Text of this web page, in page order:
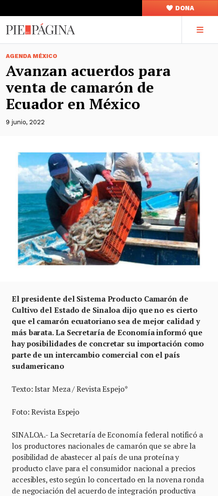
DONA
AGENDA MÉXICO
Avanzan acuerdos para
venta de camarón de
Ecuador en México
9 junio, 2022
El presidente del Sistema Producto Camarón de
Cultivo del Estado de Sinaloa dijo que no es cierto
que el camarón ecuatoriano sea de mejor calidad y
más barata. La Secretaría de Economía informó que
hay posibilidades de concretar su importación como
parte de un intercambio comercial con el país
sudamericano
Texto: Istar Meza / Revista Espejo*
Foto: Revista Espejo
SINALOA.- La Secretaría de Economía federal notificó a
los productores nacionales de camarón que se abre la
posibilidad de abastecer al país de una proteína y
producto clave para el consumidor nacional a precios
accesibles, esto según lo concertado en la novena ronda
de negociación del acuerdo de integración productiva